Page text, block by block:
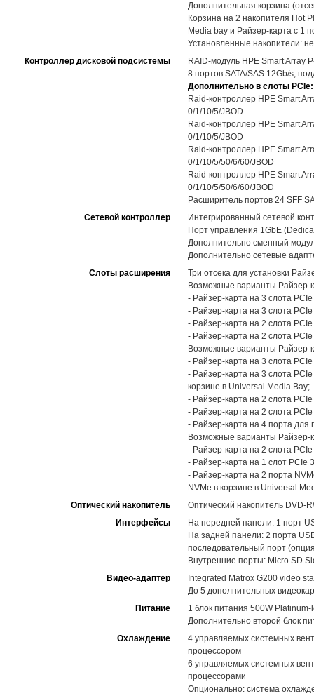
Дополнительная корзина
Корзина на 2 накопителя Hot
Media bay и Райзер-карта с 1
Установленные накопители:
Контроллер дисковой подсистемы
RAID-модуль HPE Smart Array
8 портов SATA/SAS 12Gb/s,
Дополнительно в слоты PCIe:
Raid-контроллер HPE Smart
0/1/10/5/JBOD
Raid-контроллер HPE Smart
0/1/10/5/JBOD
Raid-контроллер HPE Smart
0/1/10/5/50/6/60/JBOD
Raid-контроллер HPE Smart
0/1/10/5/50/6/60/JBOD
Расширитель портов 24 SFF
Сетевой контроллер
Интегрированный сетевой
Порт управления 1GbE
Дополнительно сменный
Дополнительно сетевые
Слоты расширения
Три отсека для установки
Возможные варианты Райзер-
- Райзер-карта на 3 слота
- Райзер-карта на 3 слота
- Райзер-карта на 2 слота
- Райзер-карта на 2 слота
Возможные варианты Райзер-
- Райзер-карта на 3 слота
- Райзер-карта на 3 слота
корзине в Universal Media Bay;
- Райзер-карта на 2 слота
- Райзер-карта на 2 слота
- Райзер-карта на 4 порта для
Возможные варианты Райзер-
- Райзер-карта на 2 слота
- Райзер-карта на 1 слот PCIe
- Райзер-карта на 2 порта
NVMe в корзине в Universal
Оптический накопитель
Оптический накопитель DVD-
Интерфейсы
На передней панели: 1 порт
На задней панели: 2 порта
последовательный порт
Внутренние порты: Micro SD
Видео-адаптер
Integrated Matrox G200 video
До 5 дополнительных
Питание
1 блок питания 500W
Дополнительно второй блок
Охлаждение
4 управляемых системных
процессором
6 управляемых системных
процессорами
Опционально: система